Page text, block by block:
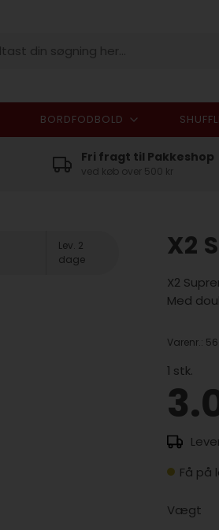
BORDFODBOLD
Fri fragt til Pakkeshop
ved køb over 500 kr
Lev. 2
dage
X2
X2
Med
Varenr.:
1 stk.
Få på
Vægt